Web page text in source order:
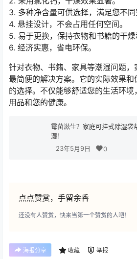
3. 多种净含量可供选择，满足您不同
4. 悬挂设计，不会占用任何空间。
5. 易于更换，保持衣物和书籍的干燥
6. 经济实惠，省电环保。
针对衣物、书籍、家具等潮湿问题，
最简便的解决方案。它的实际效果和
的选择。不仅能够舒适您的生活环
用品和您的健康。
霉菌滋生？家庭可挂式除湿袋
湿！
23年5月9日
0
点点赞赏，手留余香
还没有人赞赏，快来当第一个赞赏的人吧！
海报分享 收藏 举报